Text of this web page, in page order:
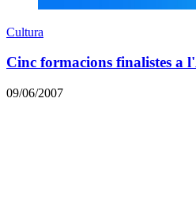
Cultura
Cinc formacions finalistes a
09/06/2007